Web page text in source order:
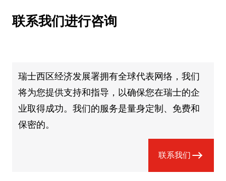
联系我们进行咨询
瑞士西区经济发展署拥有全球代表网络，我们
将为您提供支持和指导，以确保您在瑞士的企
业取得成功。我们的服务是量身定制、免费和
保密的。
联系我们